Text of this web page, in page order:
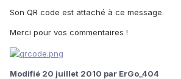
Son QR code est attaché à ce message.
Merci pour vos commentaires !
Modifié 20 juillet 2010 par ErGo_404